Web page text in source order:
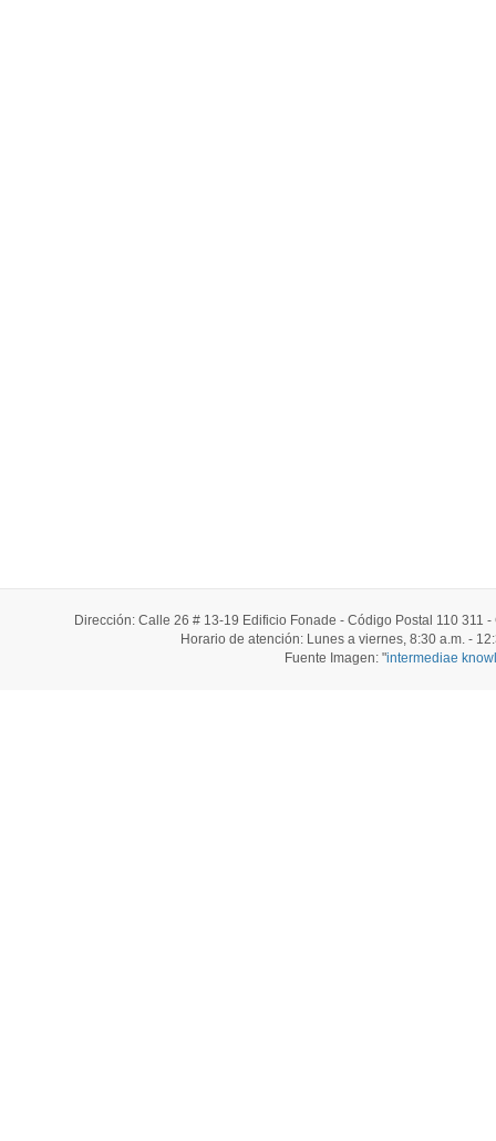
Dirección: Calle 26 # 13-19 Edificio Fonade - Código Postal 110 311
Horario de atención: Lunes a viernes, 8:30 a.m. -
Fuente Imagen: "intermediae